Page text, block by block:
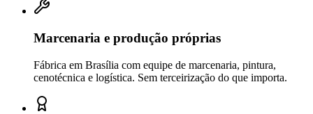
Marcenaria e produção próprias
Fábrica em Brasília com equipe de marcenaria, pintura,
cenotécnica e logística. Sem terceirização do que importa.